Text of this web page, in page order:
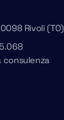
Rivoli (TO)
consulenza